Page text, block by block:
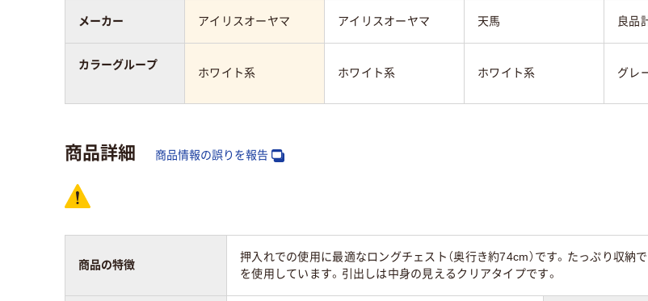
アイリスオーヤマ アイリスオーヤマ 天馬 良品
ホワイト系 ホワイト系 ホワイト系 グレ
メーカー
カラーグループ
商品詳細 商品情報の誤りを報告
商品の特徴
押入れでの使用に最適なロングチェスト（奥行き約74cm）です。たっぷり収納
を使用しています。引出しは中身の見えるクリアタイプです。